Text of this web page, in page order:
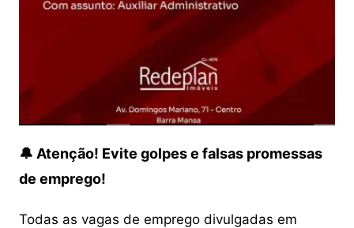
🔔 Atenção! Evite golpes e falsas promessas
de emprego!
Todas as vagas de emprego divulgadas em